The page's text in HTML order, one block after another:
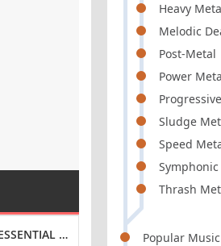
Heavy
Melodic
Post-Metal
Power
Sludge
Speed
Thrash
Popular Music
[24-BIT HI-RES] (2025) FLAC
CLASSICS, VOL. 862:
BRING ME THE